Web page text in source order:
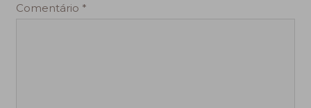
Comentário *